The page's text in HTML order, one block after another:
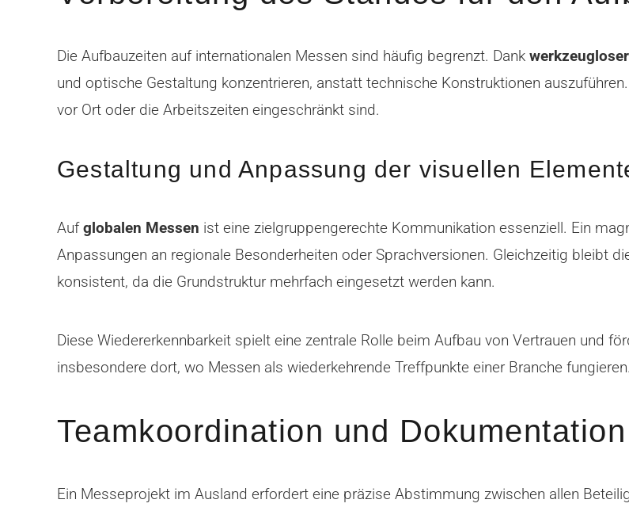
Die Aufbauzeiten auf internationalen Messen sind häufig begrenzt. Dank
und optische Gestaltung konzentrieren, anstatt technische Konstruktionen
vor Ort oder die Arbeitszeiten eingeschränkt sind.
Gestaltung und Anpassung der visuellen
Aufglobalen Messen ist eine zielgruppengerechte Kommunikation essenziell. Ein
Anpassungen an regionale Besonderheiten oder Sprachversionen. Gleichzeitig bleibt
konsistent, da die Grundstruktur mehrfach eingesetzt werden kann.
Diese Wiedererkennbarkeit spielt eine zentrale Rolle beim Aufbau von Vertrauen und
insbesondere dort, wo Messen als wiederkehrende Treffpunkte einer Branche fungieren.
Teamkoordination und Dokumentation
Ein Messeprojekt im Ausland erfordert eine präzise Abstimmung zwischen allen